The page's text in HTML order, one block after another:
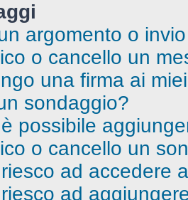
argomento o
o cancello un
una firma ai
sondaggio?
possibile
o cancello un
ad accedere
ad